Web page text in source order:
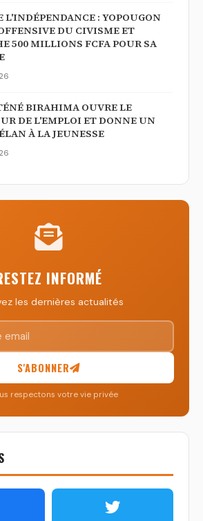
L'INDÉPENDANCE : YOPOUGON
DU CIVISME ET
500 MILLIONS FCFA POUR SA
BIRAHIMA OUVRE LE
DE L'EMPLOI ET DONNE UN
À LA JEUNESSE
INFORMÉ
les dernières actualités
S'ABONNER
respectons votre vie privée